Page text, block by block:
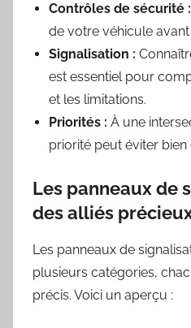
Contrôles de sécurité :
de votre véhicule
Signalisation :
est essentiel pour
et les limitations.
Priorités : À une
priorité peut éviter bien
Les panneaux de
des alliés
Les panneaux de
plusieurs catégories,
précis. Voici un aperçu :